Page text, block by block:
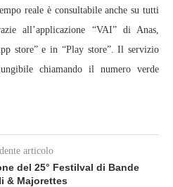
reale è consultabile anche su tutti
all’applicazione “VAI” di Anas,
store” e in “Play store”. Il servizio
chiamando il numero verde
articolo
del 25° Festilval di Bande
& Majorettes